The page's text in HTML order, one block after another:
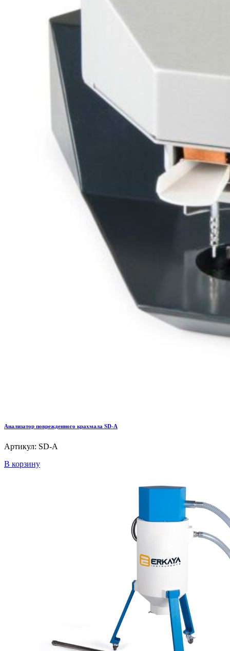
Анализатор поврежденного крахмала SD-A
Артикул: SD-A
В корзину